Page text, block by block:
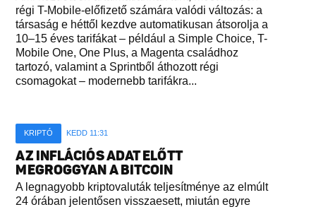
régi T-Mobile-előfizető számára valódi változás: a
társaság e héttől kezdve automatikusan átsorolja a
10–15 éves tarifákat – például a Simple Choice, T-
Mobile One, One Plus, a Magenta családhoz
tartozó, valamint a Sprintből áthozott régi
csomagokat – modernebb tarifákra...
KRIPTÓ KEDD 11:31
AZ INFLÁCIÓS ADAT ELŐTT
MEGROGGYAN A BITCOIN
A legnagyobb kriptovaluták teljesítménye az elmúlt
24 órában jelentősen visszaesett, miután egyre